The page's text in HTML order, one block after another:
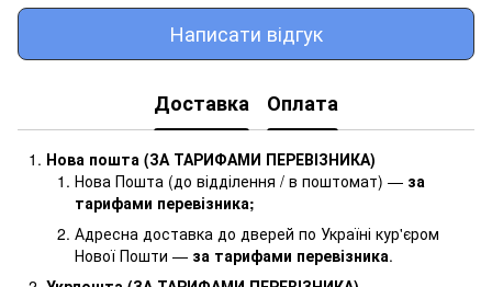
Написати відгук
Доставка Оплата
Нова пошта (ЗА ТАРИФАМИ ПЕРЕВІЗНИКА)
Нова Пошта (до відділення / в поштомат) — за
тарифами перевізника;
Адресна доставка до дверей по Україні кур'єром
Нової Пошти — за тарифами перевізника.